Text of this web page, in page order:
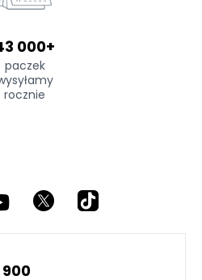
000+
paczek
rocznie
900